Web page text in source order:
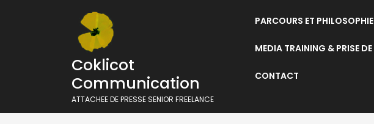
Coklicot
Communication
ATTACHEE DE PRESSE SENIOR FREELANCE
PARCOURS ET PHILOSOPHIE
MEDIA TRAINING & PRISE
CONTACT